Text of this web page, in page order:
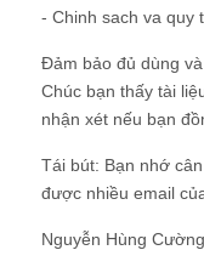
- Chinh sach va quy
Đảm bảo đủ dùng
Chúc bạn thấy tài
nhận xét nếu bạn
Tái bút: Bạn nhớ
được nhiều email
Nguyễn Hùng